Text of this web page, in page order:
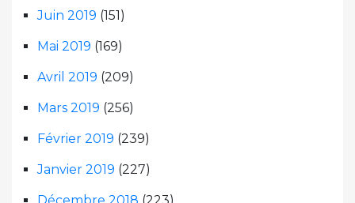
Juin 2019 (151)
Mai 2019 (169)
Avril 2019 (209)
Mars 2019 (256)
Février 2019 (239)
Janvier 2019 (227)